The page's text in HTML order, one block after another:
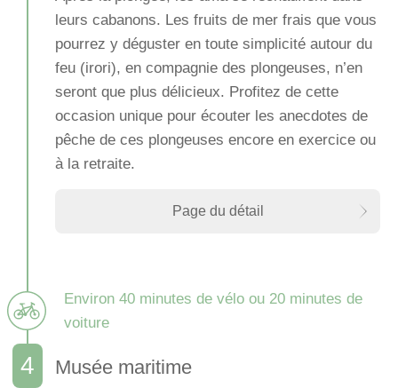
leurs cabanons. Les fruits de mer frais que vous
pourrez y déguster en toute simplicité autour du
feu (irori), en compagnie des plongeuses, n’en
seront que plus délicieux. Profitez de cette
occasion unique pour écouter les anecdotes de
pêche de ces plongeuses encore en exercice ou
à la retraite.
Page du détail
Environ 40 minutes de vélo ou 20 minutes de
voiture
Musée maritime